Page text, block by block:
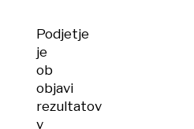
Podjetje
je
ob
objavi
rezultatov
v